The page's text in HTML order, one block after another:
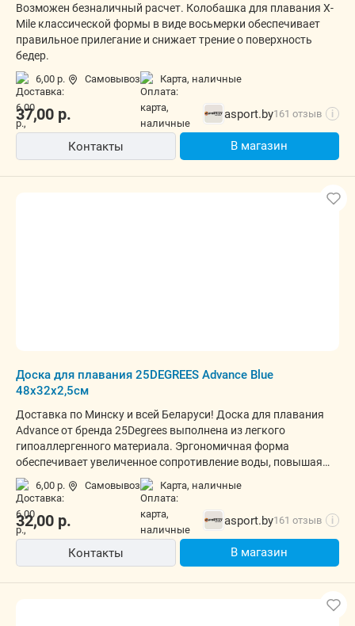
Возможен безналичный расчет. Колобашка для плавания X-
Mile классической формы в виде восьмерки обеспечивает
правильное прилегание и снижает трение о поверхность
бедер.
6,00 р. Самовывоз карта, наличные
37,00 р. asport.by161 отзыв i
Контакты В магазин
Доска для плавания 25DEGREES Advance Blue
48x32x2,5см
Доставка по Минску и всей Беларуси! Доска для плавания
Advance от бренда 25Degrees выполнена из легкого
гипоаллергенного материала. Эргономичная форма
обеспечивает увеличенное сопротивление воды, повышая
нагрузку на низ тела.
6,00 р. Самовывоз карта, наличные
32,00 р. asport.by161 отзыв i
Контакты В магазин